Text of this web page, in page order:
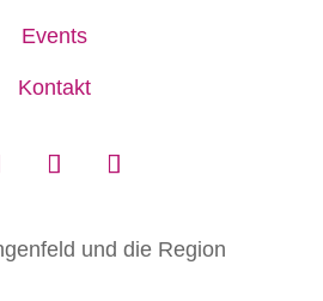
Events
Kontakt
und die Region